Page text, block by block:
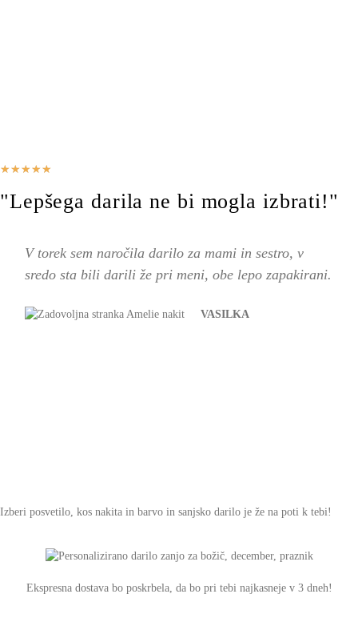
★★★★★
"Lepšega darila ne bi mogla izbrati!"
V torek sem naročila darilo za mami in sestro, v
sredo sta bili darili že pri meni, obe lepo zapakirani.
VASILKA
Izberi posvetilo, kos nakita in barvo in sanjsko darilo je že na poti k tebi!
Ekspresna dostava bo poskrbela, da bo pri tebi najkasneje v 3 dneh!